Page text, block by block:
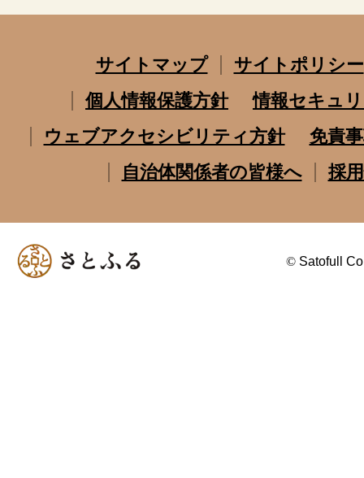
サイトマップ
サイトポリシー
個人情報保護方針
情報セキュ
ウェブアクセシビリティ方針
免責
自治体関係者の皆様へ
採
© Satofull